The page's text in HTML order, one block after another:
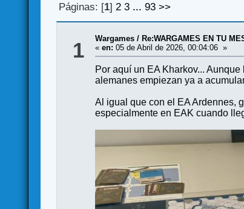
Páginas: [1] 2 3 ... 93 >>
1 Wargames / Re:WARGAMES EN TU
«en: 05 de Abril de 2026, 00:04:06 »
Por aquí un EA Kharkov...
alemanes empiezan ya a
Al igual que con el EA Ardennes,
especialmente en EAK cuando